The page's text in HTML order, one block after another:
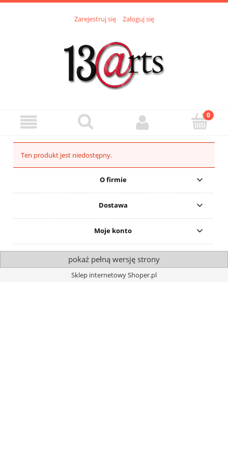
Zarejestruj się Zaloguj się
Ten produkt jest niedostępny.
O firmie
Dostawa
Moje konto
pokaż pełną wersję strony
Sklep internetowy Shoper.pl